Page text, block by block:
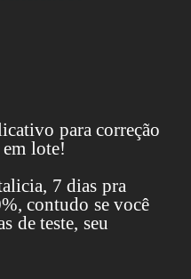
para correção
lote!
7 dias pra
contudo se você
de teste, seu